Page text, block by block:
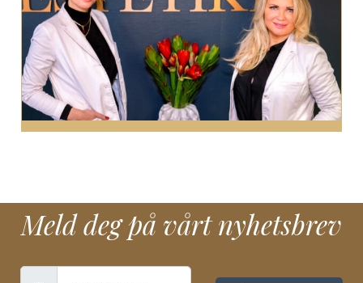
Meld deg på vårt nyhetsbrev